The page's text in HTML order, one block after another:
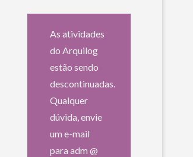
As atividades
do Arquilog
estão sendo
descontinuadas.
Qualquer
dúvida, envie
um e-mail
para adm @